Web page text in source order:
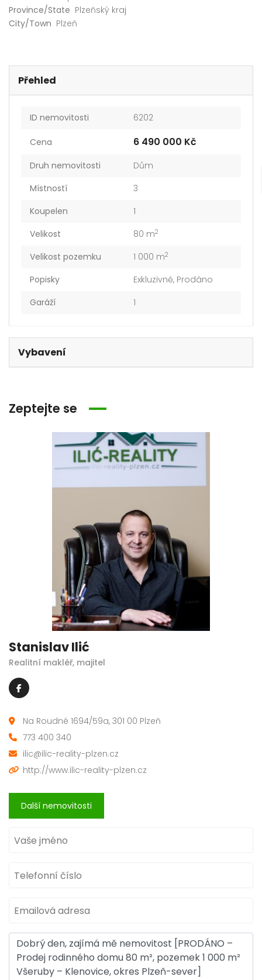
Province/State Plzeňský kraj
City/Town Plzeň
Přehled
ID nemovitosti 6202
Cena 6 490 000 Kč
Druh nemovitosti
Dům
Místností
3
Koupelen
1
Velikost
80 m2
Velikost pozemku 1 000 m2
Popisky Exkluzivně, Prodáno
Garáží
1
Vybavení
Zeptejte se
Stanislav Ilić
Realitní makléř, majitel
Na Roudné 1694/59a, 301 00 Plzeň
773 400 340
ilic@ilic-reality-plzen.cz
http://www.ilic-reality-plzen.cz
Další nemovitosti